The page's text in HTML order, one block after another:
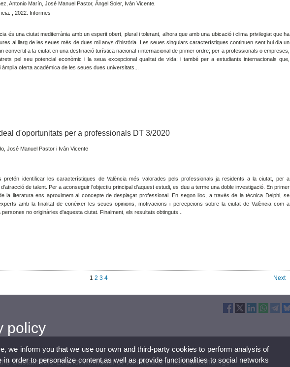
Antonio Marín, José Manuel Pastor, Ángel Soler, Iván Vicente.
, 2022. Informes
és una ciutat mediterrània amb un esperit obert, plural i tolerant, alhora que amb una ubicació i clima privilegiat que ha
al llarg de les seues més de dues mil anys d'història. Les seues singulars característiques continuen sent hui dia un
convertit a la ciutat en una destinació turística nacional i internacional de primer ordre; per a professionals o empreses,
pel seu potencial econòmic i la seua excepcional qualitat de vida; i també per a estudiants internacionals que,
oferta acadèmica de les seues dues universitats...
d'oportunitats per a professionals DT 3/2020
José Manuel Pastor i Iván Vicente
pretén identificar les característiques de València més valorades pels professionals ja residents a la ciutat, per a
de talent. Per a aconseguir l'objectiu principal d'aquest estudi, es duu a terme una doble investigació. En primer
la literatura ens aproximem al concepte de desplaçat professional. En segon lloc, a través de la tècnica Delphi, se
amb la finalitat de conèixer les seues opinions, motivacions i percepcions sobre la ciutat de València com a
no originàries d'aquesta ciutat. Finalment, els resultats obtinguts...
Next
1 2 3 4
Sustainable Economic Model of Valencia and its Surroundings
policy
we inform you that we use our own and third-party cookies to perform analysis of
order to personalize content,as well as provide functionalities to social networks